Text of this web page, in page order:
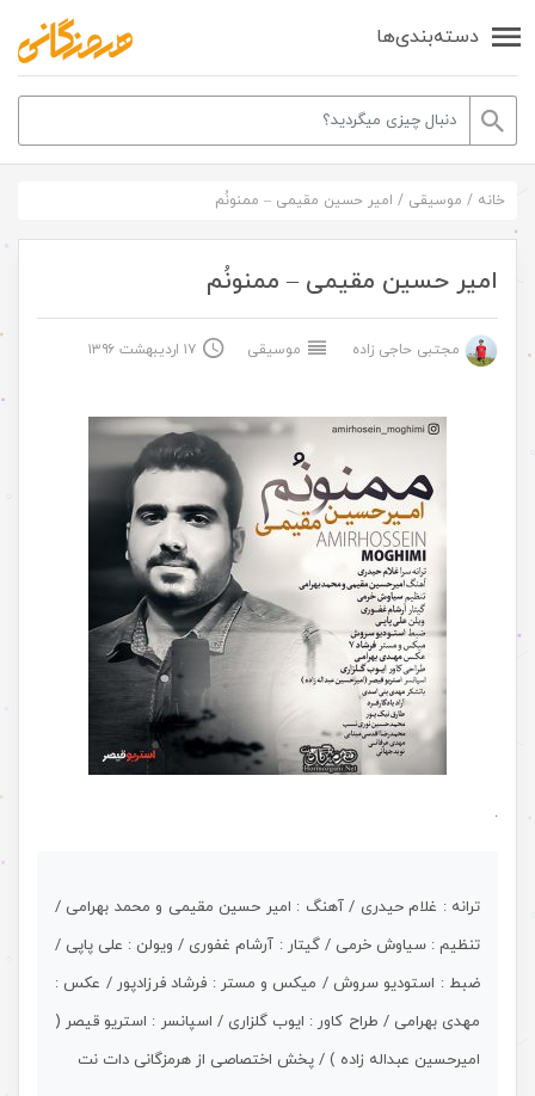
دسته‌بندی‌ها
خانه / موسیقی / امیر حسین مقیمی – ممنونُم
امیر حسین مقیمی – ممنونُم
مجتبی حاجی زاده موسیقی ۱۷ اردیبهشت ۱۳۹۶
.
ترانه : غلام حیدری / آهنگ : امیر حسین مقیمی و محمد بهرامی /
تنظیم : سیاوش خرمی / گیتار : آرشام غفوری / ویولن : علی پاپی /
ضبط : استودیو سروش / میکس و مستر : فرشاد فرزادپور / عکس :
مهدی بهرامی / طراح کاور : ایوب گلزاری / اسپانسر : استریو قیصر (
امیرحسین عبداله زاده ) / پخش اختصاصی از هرمزگانی دات نت